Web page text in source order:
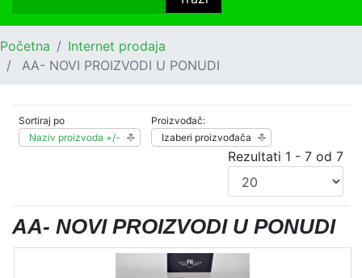
Početna
Internet prodaja
AA- NOVI PROIZVODI U PONUDI
Sortiraj po
Naziv proizvoda +/-
Proizvođač:
Izaberi proizvođača
Rezultati 1 - 7 od 7
AA- NOVI PROIZVODI U PONUDI